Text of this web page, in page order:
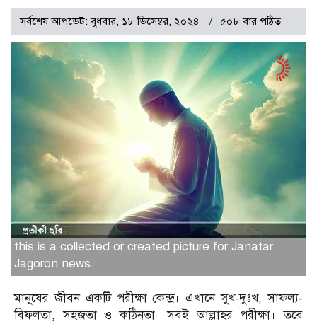
সর্বশেষ আপডেট: বুধবার, ১৮ ডিসেম্বর, ২০২৪ ৫০৮ বার পঠিত
this is a collected or created picture for Janatar
Jagoron news.
মানুষের জীবন একটি পরীক্ষা কেন্দ্র। এখানে সুখ-দুঃখ, সাফল্য-
বিফলতা, সহজতা ও কঠিনতা—সবই আল্লাহর পরীক্ষা। তবে